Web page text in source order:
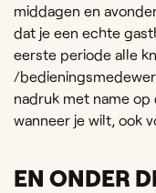
middagen en
dat je een echte
eerste periode alle
/
nadruk met name op
wanneer je wilt, ook
EN ONDER